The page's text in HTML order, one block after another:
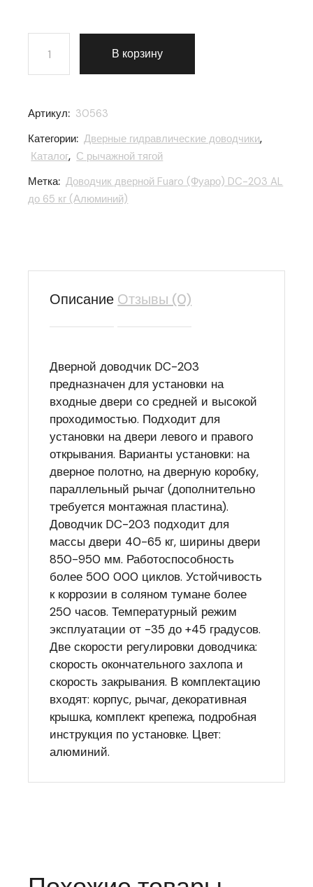
Количество товара Доводчик дверной Fuaro
В корзину
Артикул: 30563
Категории: Дверные гидравлические доводчики,
Каталог, С рычажной тягой
Метка: Доводчик дверной Fuaro (Фуаро) DC-203 AL
до 65 кг (Алюминий)
Описание Отзывы (0)
Дверной доводчик DC-203
предназначен для установки на
входные двери со средней и высокой
проходимостью. Подходит для
установки на двери левого и правого
открывания. Варианты установки: на
дверное полотно, на дверную коробку,
параллельный рычаг (дополнительно
требуется монтажная пластина).
Доводчик DC-203 подходит для
массы двери 40-65 кг, ширины двери
850-950 мм. Работоспособность
более 500 000 циклов. Устойчивость
к коррозии в соляном тумане более
250 часов. Температурный режим
эксплуатации от -35 до +45 градусов.
Две скорости регулировки доводчика:
скорость окончательного захлопа и
скорость закрывания. В комплектацию
входят: корпус, рычаг, декоративная
крышка, комплект крепежа, подробная
инструкция по установке. Цвет:
алюминий.